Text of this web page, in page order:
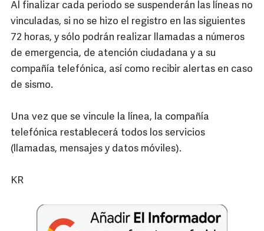
Al finalizar cada periodo se suspenderán las líneas no
vinculadas, si no se hizo el registro en las siguientes
72 horas, y sólo podrán realizar llamadas a números
de emergencia, de atención ciudadana y a su
compañía telefónica, así como recibir alertas en caso
de sismo.
Una vez que se vincule la línea, la compañía
telefónica restablecerá todos los servicios
(llamadas, mensajes y datos móviles).
KR